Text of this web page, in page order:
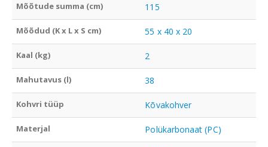
Mõõtude summa (cm) 115
Mõõdud (K x L x S cm) 55 x 40 x 20
Kaal (kg) 2
Mahutavus (l) 38
Kohvri tüüp Kõvakohver
Materjal Polükarbonaat (PC)